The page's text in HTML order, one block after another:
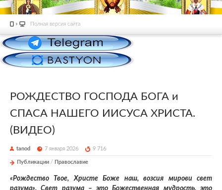
Полная версия сайта
РОЖДЕСТВО ГОСПОДА БОГА и
СПАСА НАШЕГО ИИСУСА ХРИСТА.
(ВИДЕО)
tanod 7 января 2026 9 716
Публикации / Православие
«Рождество Твое, Христе Боже наш, возсия мирови свет
разума». Свет разума – это Божественная мудрость, это